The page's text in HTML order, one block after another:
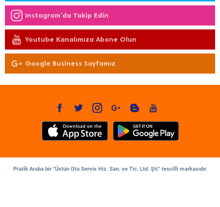
Instagram'da Takip Edin
Youtube Kanalımıza Abone Olun
Google Business Sayfamız
Pratik Araba bir "Üstün Oto Servis Hiz. San. ve Tic. Ltd. Şti." tescilli markasıdır.